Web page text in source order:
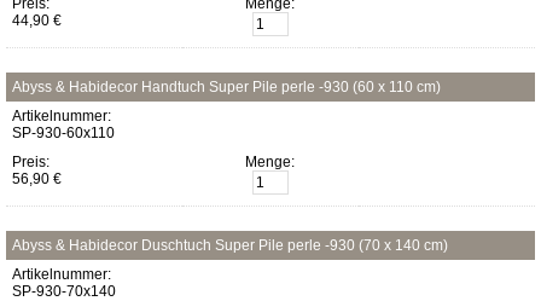
Preis:
44,90 €
Menge:
Abyss & Habidecor Handtuch Super Pile perle -930 (60 x 110 cm)
Artikelnummer:
SP-930-60x110
Preis:
56,90 €
Menge:
Abyss & Habidecor Duschtuch Super Pile perle -930 (70 x 140 cm)
Artikelnummer:
SP-930-70x140